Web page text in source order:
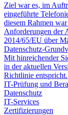
Ziel war es, im
eingeführte
diesem Rahmen
Anforderungen der
2014/65/EU über
Datenschutz-
Mit hinreichender
in der aktuellen
Richtlinie entspricht.
IT-Prüfung und
Datenschutz
IT-Services
Zertifizierungen